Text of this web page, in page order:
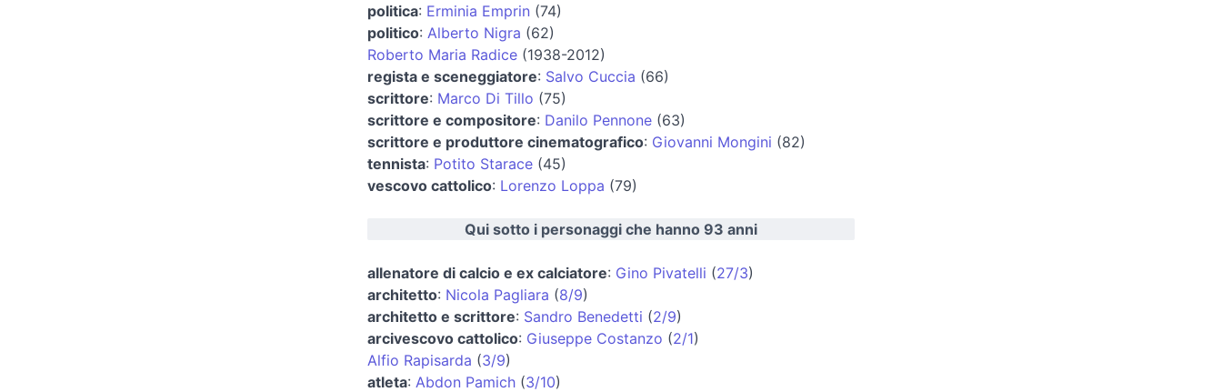
politica: Erminia Emprin (74)
politico: Alberto Nigra (62)
Roberto Maria Radice (1938-2012)
regista e sceneggiatore: Salvo Cuccia (66)
scrittore: Marco Di Tillo (75)
scrittore e compositore: Danilo Pennone (63)
scrittore e produttore cinematografico: Giovanni Mongini (82)
tennista: Potito Starace (45)
vescovo cattolico: Lorenzo Loppa (79)
Qui sotto i personaggi che hanno 93 anni
allenatore di calcio e ex calciatore: Gino Pivatelli (27/3)
architetto: Nicola Pagliara (8/9)
architetto e scrittore: Sandro Benedetti (2/9)
arcivescovo cattolico: Giuseppe Costanzo (2/1)
Alfio Rapisarda (3/9)
atleta: Abdon Pamich (3/10)